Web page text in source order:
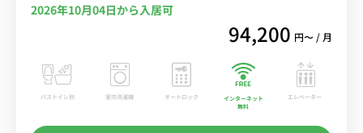
2026年10月04日から入居可
94,200 円〜 / 月
バストイレ別 室内洗濯機 オートロック
インターネット
無料
エレベーター